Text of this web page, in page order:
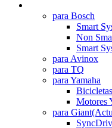
para Bosch
Smart
Non
Smart
para Avinox
para TQ
para Yamaha
Motores
para Giant